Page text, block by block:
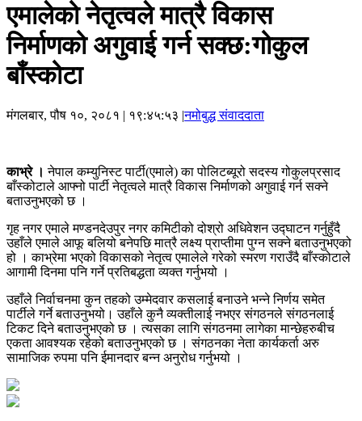
एमालेको नेतृत्वले मात्रै विकास
निर्माणको अगुवाई गर्न सक्छ:गोकुल
बाँस्कोटा
मंगलबार, पौष १०, २०८१ | १९:४५:५३ |नमोबुद्ध संवाददाता
काभ्रे । नेपाल कम्युनिस्ट पार्टी(एमाले) का पोलिटब्यूरो सदस्य गोकुलप्रसाद
बाँस्कोटाले आफ्नो पार्टी नेतृत्वले मात्रै विकास निर्माणको अगुवाई गर्न सक्ने
बताउनुभएको छ ।
गृह नगर एमाले मण्डनदेउपुर नगर कमिटीको दोश्रो अधिवेशन उद्घाटन गर्नुहुँदै
उहाँले एमाले आफू बलियो बनेपछि मात्रै लक्ष्य प्राप्तीमा पुग्न सक्ने बताउनुभएको
हो । काभ्रेमा भएको विकासको नेतृत्व एमालेले गरेको स्मरण गराउँदै बाँस्कोटाले
आगामी दिनमा पनि गर्ने प्रतिबद्धता व्यक्त गर्नुभयो ।
उहाँले निर्वाचनमा कुन तहको उम्मेदवार कसलाई बनाउने भन्ने निर्णय समेत
पार्टीले गर्ने बताउनुभयो। उहाँले कुनै व्यक्तीलाई नभएर संगठनले संगठनलाई
टिकट दिने बताउनुभएको छ । त्यसका लागि संगठनमा लागेका मान्छेहरुबीच
एकता आवश्यक रहेको बताउनुभएको छ । संगठनका नेता कार्यकर्ता अरु
सामाजिक रुपमा पनि ईमानदार बन्न अनुरोध गर्नुभयो ।